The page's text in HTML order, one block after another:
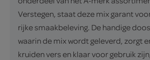
Verstegen, staat deze mix garant
rijke smaakbeleving. De handige
waarin de mix wordt geleverd, zorgt
kruiden vers en klaar voor gebruik